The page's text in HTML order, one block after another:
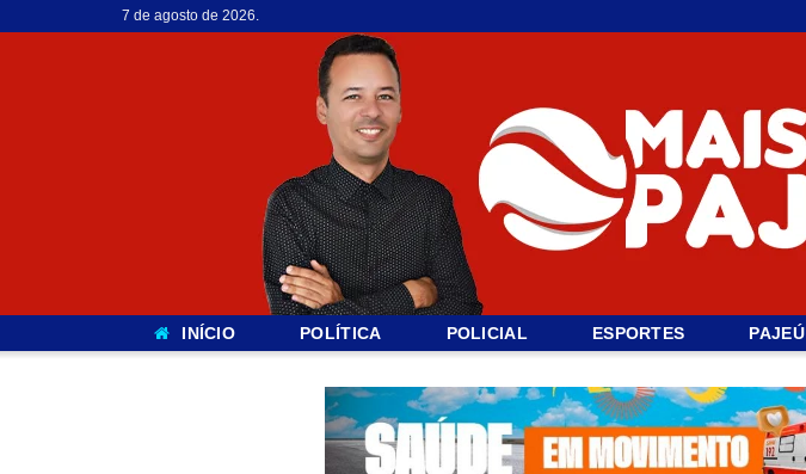
7 de agosto de 2026.
INÍCIO POLÍTICA POLICIAL ESPORTES PAJEÚ